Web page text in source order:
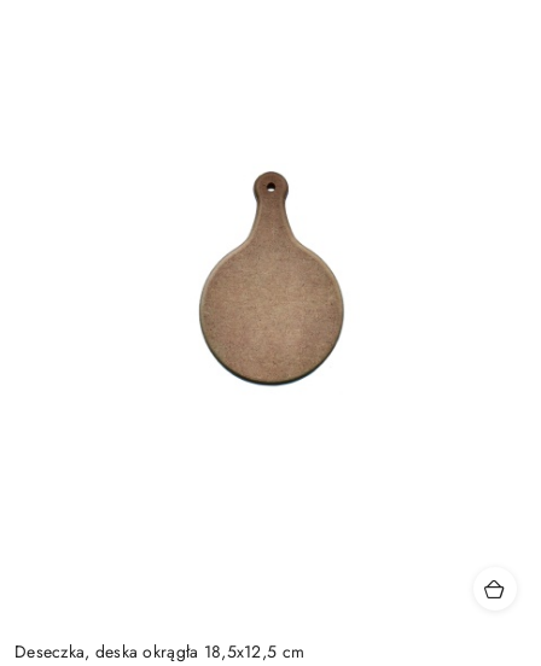
Deseczka, deska okrągła 18,5x12,5 cm